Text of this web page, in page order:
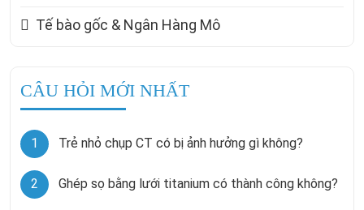
Tế bào gốc & Ngân Hàng Mô
CÂU HỎI MỚI NHẤT
1 Trẻ nhỏ chụp CT có bị ảnh hưởng gì không?
2 Ghép sọ bằng lưới titanium có thành công không?